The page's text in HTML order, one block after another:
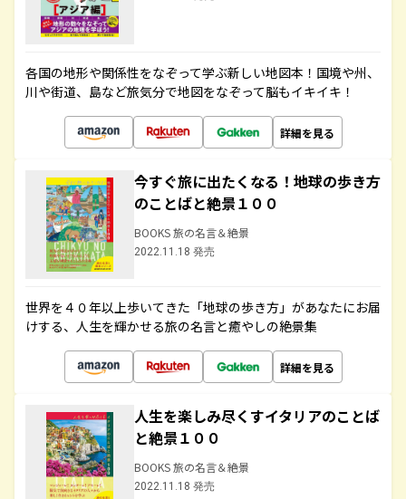
各国の地形や関係性をなぞって学ぶ新しい地図本！国境や州、
川や街道、島など旅気分で地図をなぞって脳もイキイキ！
詳細を見る
今すぐ旅に出たくなる！地球の歩き方
のことばと絶景１００
BOOKS 旅の名言＆絶景
2022.11.18 発売
世界を４０年以上歩いてきた「地球の歩き方」があなたにお届
けする、人生を輝かせる旅の名言と癒やしの絶景集
詳細を見る
人生を楽しみ尽くすイタリアのことば
と絶景１００
BOOKS 旅の名言＆絶景
2022.11.18 発売